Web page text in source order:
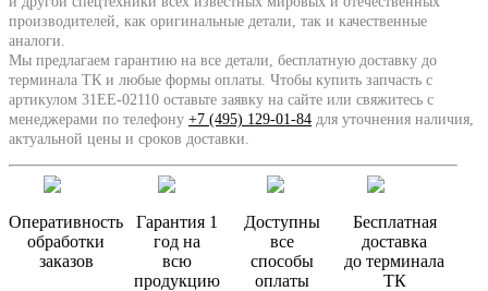
производителей, как оригинальные детали, так и качественные
аналоги.
Мы предлагаем гарантию на все детали, бесплатную доставку до
терминала ТК и любые формы оплаты. Чтобы купить запчасть с
артикулом 31EE-02110 оставьте заявку на сайте или свяжитесь с
менеджерами по телефону +7 (495) 129-01-84 для уточнения наличия,
актуальной цены и сроков доставки.
Оперативность
обработки
заказов
Гарантия 1
год на
всю
продукцию
Доступны
все
способы
оплаты
Бесплатная
доставка
до терминала
ТК